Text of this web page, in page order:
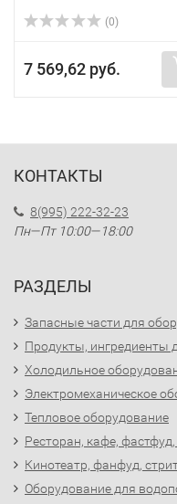
(0)
7 569,62 руб.
КОНТАКТЫ
8(995) 222-32-23
Пн—Пт 10:00—18:00
РАЗДЕЛЫ
Запасные части для
Продукты, ингредиенты
Холодильное
Электромеханическое
Тепловое оборудование
Ресторан, кафе,
Кинотеатр, фанфуд,
Оборудование для